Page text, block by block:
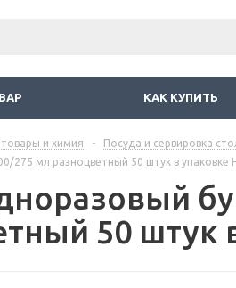
КАК КУПИТЬ
и химия - Посуда и сервировка
275 мл разноцветный 50 штук в упаковке
50 штук